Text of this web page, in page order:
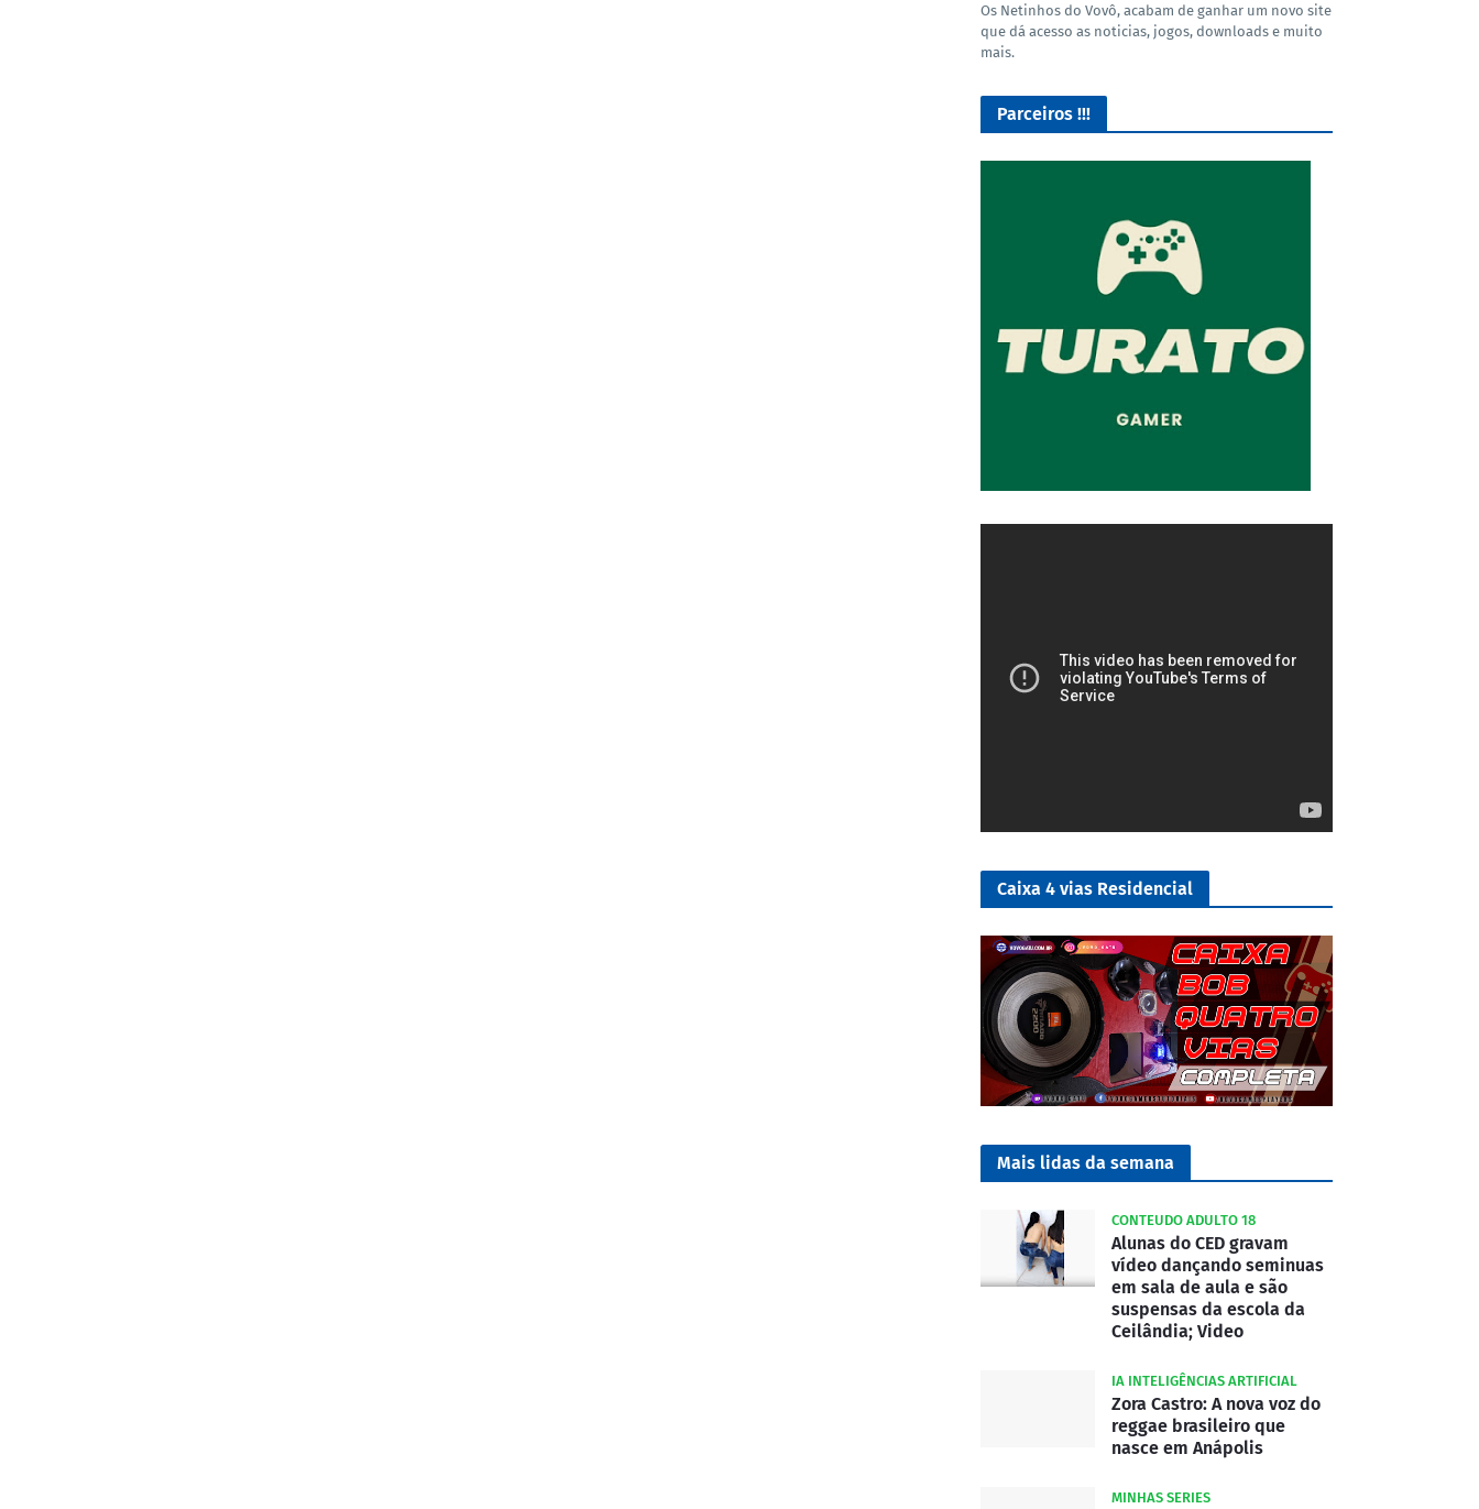
Os Netinhos do Vovô, acabam de ganhar um novo site
que dá acesso as noticias, jogos, downloads e muito
mais.
Parceiros !!!
Caixa 4 vias Residencial
Mais lidas da semana
CONTEUDO ADULTO 18
Alunas do CED gravam
vídeo dançando seminuas
em sala de aula e são
suspensas da escola da
Ceilândia; Video
IA INTELIGÊNCIAS ARTIFICIAL
Zora Castro: A nova voz do
reggae brasileiro que
nasce em Anápolis
MINHAS SERIES